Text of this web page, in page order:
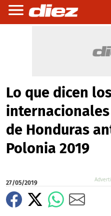
Lo que dicen
de Honduras
Polonia 2019
27/05/2019